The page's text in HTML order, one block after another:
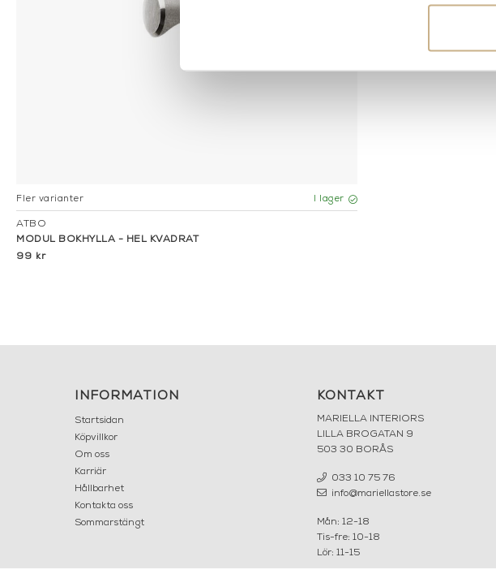
Fler varianter I lager
ATBO
MODUL BOKHYLLA - HEL KVADRAT
99 kr
INFORMATION
Startsidan
Köpvillkor
Om oss
Karriär
Hållbarhet
Kontakta oss
Sommarstängt
KONTAKT
MARIELLA INTERIORS
LILLA BROGATAN 9
503 30 BORÅS
033 10 75 76
info@mariellastore.se
Mån: 12-18
Tis-fre: 10-18
Lör: 11-15